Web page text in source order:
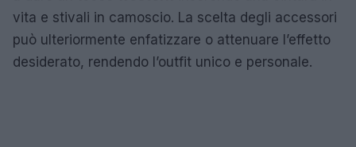
vita e stivali in camoscio. La scelta degli accessori
può ulteriormente enfatizzare o attenuare l’effetto
desiderato, rendendo l’outfit unico e personale.